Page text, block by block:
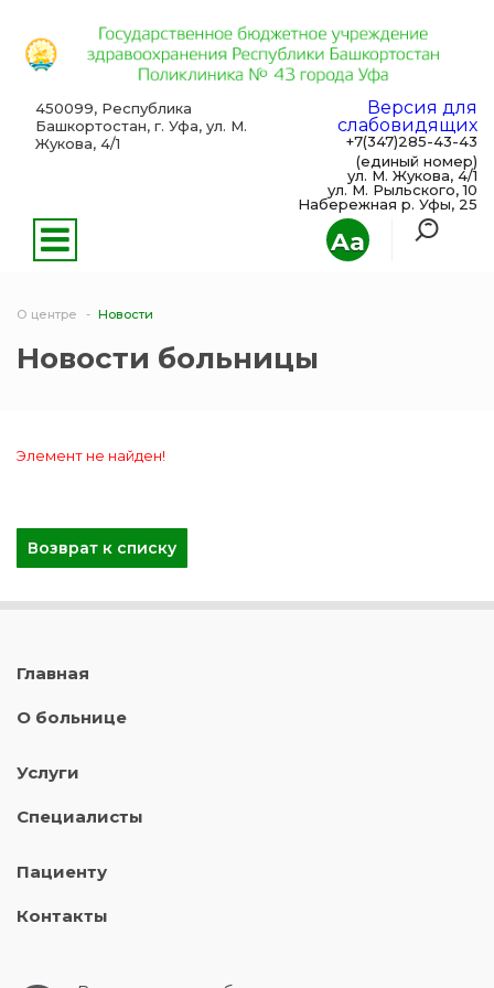
Aa
450099, Республика
Башкортостан, г. Уфа, ул. М.
Жукова, 4/1
Версия для
слабовидящих
+7(347)285-43-43
(единый номер)
ул. М. Жукова, 4/1
ул. М. Рыльского, 10
Набережная р. Уфы, 25
О центре Новости
Новости больницы
Элемент не найден!
Возврат к списку
Главная
О больнице
Услуги
Специалисты
Пациенту
Контакты